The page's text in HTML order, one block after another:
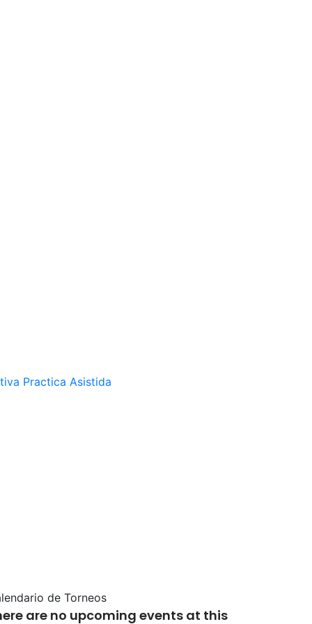
Practica Asistida
de Torneos
are no upcoming events at this